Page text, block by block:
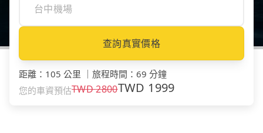
查詢真實價格
距離 ： 105 公里 旅程時間 ： 69 分鐘
您的車資預估TWD2800TWD 1999